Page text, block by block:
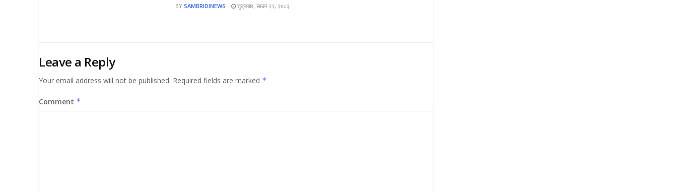
BY SAMBRIDINEWS शुक्रबार, साउन २२, २०८३
Leave a Reply
Your email address will not be published. Required fields are marked *
Comment *